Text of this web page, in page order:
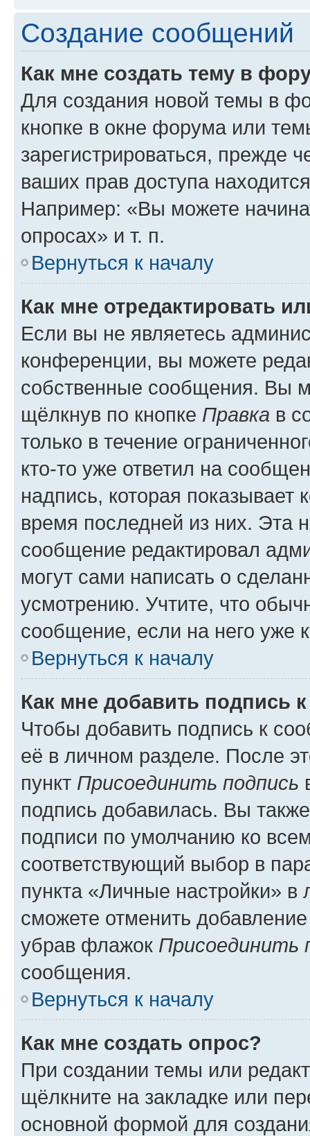
Создание сообщений
Как мне создать тему в
Для создания новой темы в
кнопке в окне форума или
зарегистрироваться, прежде
ваших прав доступа
Например: «Вы можете
опросах» и т. п.
Вернуться к началу
Как мне отредактировать
Если вы не являетесь
конференции, вы можете
собственные сообщения. Вы
щёлкнув по кнопке Правка в
только в течение
кто-то уже ответил на
надпись, которая показывает
время последней из них. Эта
сообщение редактировал
могут сами написать о
усмотрению. Учтите, что
сообщение, если на него уже
Вернуться к началу
Как мне добавить подпись
Чтобы добавить подпись к
её в личном разделе. После
пункт Присоединить подпись
подпись добавилась. Вы
подписи по умолчанию ко
соответствующий выбор в
пункта «Личные настройки»
сможете отменить
убрав флажок Присоединить
сообщения.
Вернуться к началу
Как мне создать опрос?
При создании темы или
щёлкните на закладке или
основной формой для